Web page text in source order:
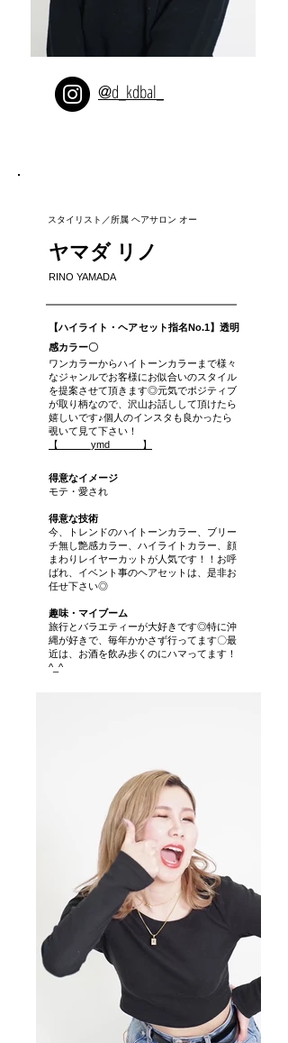
@d_kdbal_
スタイリスト／所属 ヘアサロン オー
ヤマダ リノ
RINO YAMADA
【ハイライト・ヘアセット指名No.1】透明
感カラー〇
ワンカラーからハイトーンカラーまで様々
なジャンルでお客様にお似合いのスタイル
を提案させて頂きます◎元気でポジティブ
が取り柄なので、沢山お話しして頂けたら
嬉しいです♪個人のインスタも良かったら
覗いて見て下さい！
【______ymd______】
得意なイメージ
モテ・愛され
得意な技術
今、トレンドのハイトーンカラー、ブリー
チ無し艶感カラー、ハイライトカラー、顔
まわりレイヤーカットが人気です！！お呼
ばれ、イベント事のヘアセットは、是非お
任せ下さい◎
趣味・マイブーム
旅行とバラエティーが大好きです◎特に沖
縄が好きで、毎年かかさず行ってます〇最
近は、お酒を飲み歩くのにハマってます！
^_^